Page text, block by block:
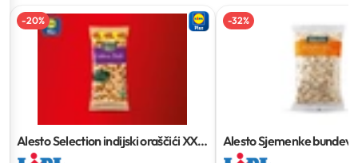
-20%
Alesto Selection indijski oraščići XXL
500 g
-32%
Alesto Sjemenke bundeve